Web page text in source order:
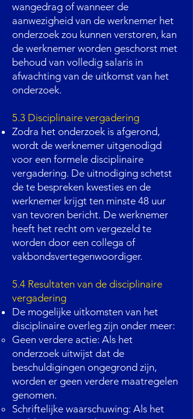
wangedrag of wanneer de
aanwezigheid van de werknemer het
onderzoek zou kunnen verstoren, kan
de werknemer worden geschorst met
behoud van volledig salaris in
afwachting van de uitkomst van het
onderzoek.
5.3 Disciplinaire vergadering
Zodra het onderzoek is afgerond,
wordt de werknemer uitgenodigd
voor een formele disciplinaire
vergadering. De uitnodiging schetst
de te bespreken kwesties en de
werknemer krijgt ten minste 48 uur
van tevoren bericht. De werknemer
heeft het recht om vergezeld te
worden door een collega of
vakbondsvertegenwoordiger.
5.4 Resultaten van de disciplinaire
vergadering
De mogelijke uitkomsten van het
disciplinaire overleg zijn onder meer:
Geen verdere actie: Als het
onderzoek uitwijst dat de
beschuldigingen ongegrond zijn,
worden er geen verdere maatregelen
genomen.
Schriftelijke waarschuwing: Als het